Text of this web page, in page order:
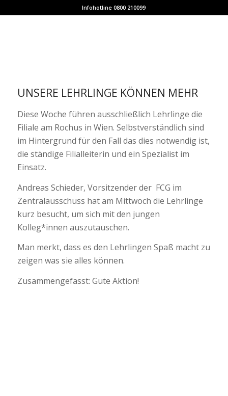
Infohotline 0800 210099
UNSERE LEHRLINGE KÖNNEN MEHR
Diese Woche führen ausschließlich Lehrlinge die
Filiale am Rochus in Wien. Selbstverständlich sind
im Hintergrund für den Fall das dies notwendig ist,
die ständige Filialleiterin und ein Spezialist im
Einsatz.
Andreas Schieder, Vorsitzender der FCG im
Zentralausschuss hat am Mittwoch die Lehrlinge
kurz besucht, um sich mit den jungen
Kolleg*innen auszutauschen.
Man merkt, dass es den Lehrlingen Spaß macht zu
zeigen was sie alles können.
Zusammengefasst: Gute Aktion!